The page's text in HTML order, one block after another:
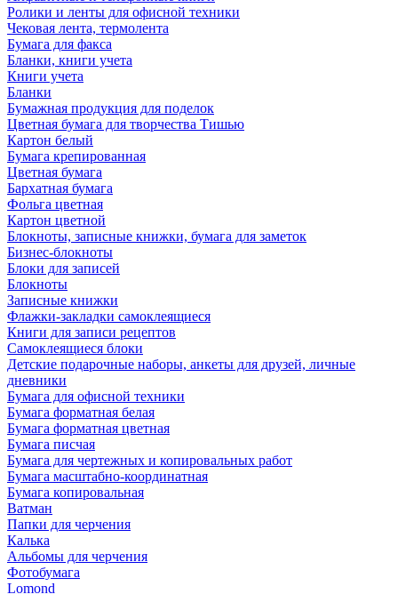
Ролики и ленты для офисной техники
Чековая лента, термолента
Бумага для факса
Бланки, книги учета
Книги учета
Бланки
Бумажная продукция для поделок
Цветная бумага для творчества Тишью
Картон белый
Бумага крепированная
Цветная бумага
Бархатная бумага
Фольга цветная
Картон цветной
Блокноты, записные книжки, бумага для заметок
Бизнес-блокноты
Блоки для записей
Блокноты
Записные книжки
Флажки-закладки самоклеящиеся
Книги для записи рецептов
Самоклеящиеся блоки
Детские подарочные наборы, анкеты для друзей, личные
дневники
Бумага для офисной техники
Бумага форматная белая
Бумага форматная цветная
Бумага писчая
Бумага для чертежных и копировальных работ
Бумага масштабно-координатная
Бумага копировальная
Ватман
Папки для черчения
Калька
Альбомы для черчения
Фотобумага
Lomond